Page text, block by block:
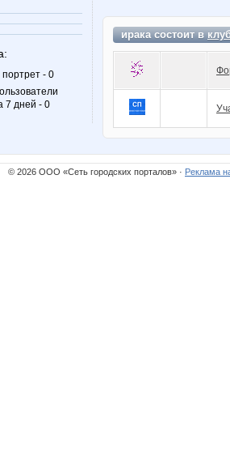
- 0
7 дней - 0
ирака состоит в
© 2026 ООО «Сеть городских порталов» · Реклама